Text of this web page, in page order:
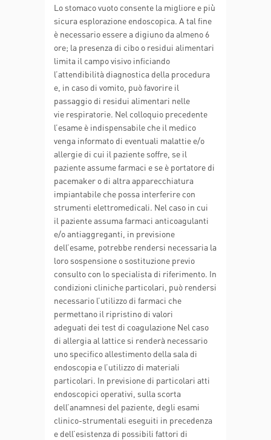
Lo stomaco vuoto consente la migliore e più
sicura esplorazione endoscopica. A tal fine
è necessario essere a digiuno da almeno 6
ore; la presenza di cibo o residui alimentari
limita il campo visivo inficiando
l’attendibilità diagnostica della procedura
e, in caso di vomito, può favorire il
passaggio di residui alimentari nelle
vie respiratorie. Nel colloquio precedente
l’esame è indispensabile che il medico
venga informato di eventuali malattie e/o
allergie di cui il paziente soffre, se il
paziente assume farmaci e se è portatore di
pacemaker o di altra apparecchiatura
impiantabile che possa interferire con
strumenti elettromedicali. Nel caso in cui
il paziente assuma farmaci anticoagulanti
e/o antiaggreganti, in previsione
dell’esame, potrebbe rendersi necessaria la
loro sospensione o sostituzione previo
consulto con lo specialista di riferimento. In
condizioni cliniche particolari, può rendersi
necessario l’utilizzo di farmaci che
permettano il ripristino di valori
adeguati dei test di coagulazione Nel caso
di allergia al lattice si renderà necessario
uno specifico allestimento della sala di
endoscopia e l’utilizzo di materiali
particolari. In previsione di particolari atti
endoscopici operativi, sulla scorta
dell’anamnesi del paziente, degli esami
clinico-strumentali eseguiti in precedenza
e dell’esistenza di possibili fattori di